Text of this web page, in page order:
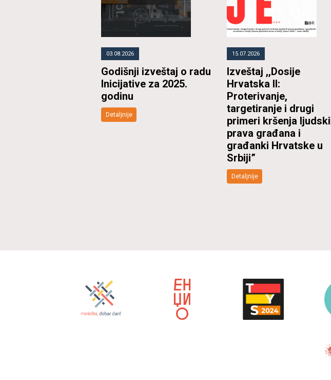
03.08.2026
Godišnji izveštaj o radu
Inicijative za 2025.
godinu
Detaljnije
15.07.2026
Izveštaj ,,Dosije
Hrvatska II:
Proterivanje,
targetiranje i drugi
primeri kršenja
prava građana i
građanki Hrvatske u
Srbiji”
Detaljnije